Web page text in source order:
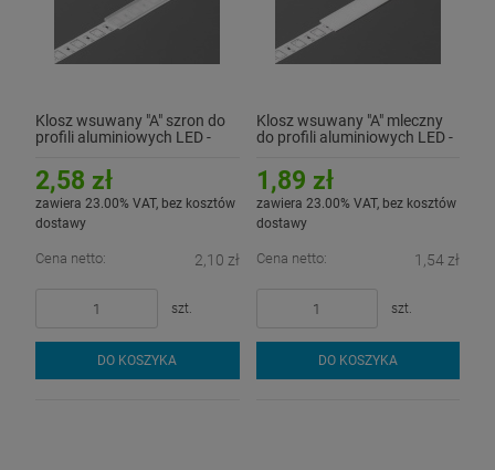
Klosz wsuwany "A" szron do
profili aluminiowych LED -
2,58 zł
zawiera 23.00% VAT, bez kosztów
dostawy
Cena netto: 2,10 zł
szt.
DO KOSZYKA
Klosz wsuwany "A" mleczny
do profili aluminiowych LED -
1,89 zł
zawiera 23.00% VAT, bez kosztów
dostawy
Cena netto: 1,54 zł
szt.
DO KOSZYKA